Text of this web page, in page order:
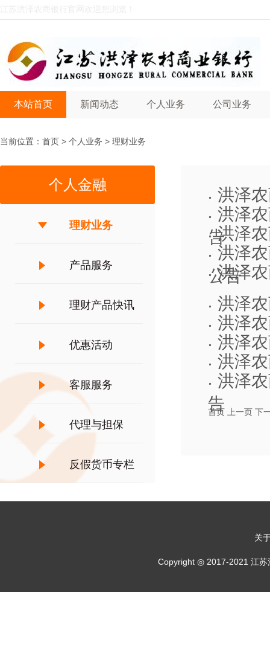
本站首页 新闻动态 个人业务 公司业务
当前位置： 首页 > 个人业务 > 理财业务
个人金融
理财业务
产品服务
理财产品快讯
优惠活动
客服服务
代理与担保
反假货币专栏
洪泽
洪泽
告洪泽
洪泽
公告
洪泽
洪泽
洪泽
洪泽
洪泽
洪泽
告
首页 上一页 下
关
Copyright ◎ 2017-2021 江苏